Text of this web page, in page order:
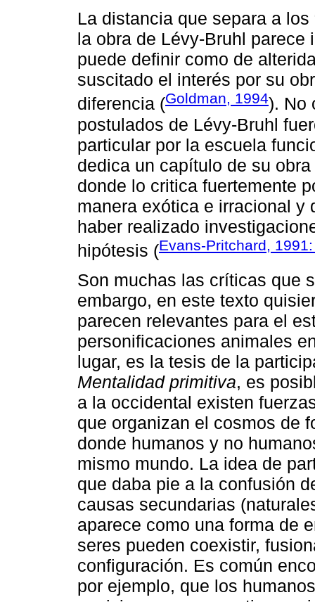
La distancia que separa a los
la obra de Lévy-Bruhl
puede definir como de
suscitado el interés por su
diferencia (Goldman, 1994). No
postulados de Lévy-Bruhl
particular por la escuela
dedica un capítulo de su obra
donde lo critica fuertemente
manera exótica e irracional y
haber realizado
hipótesis (Evans-Pritchard,
Son muchas las críticas que
embargo, en este texto
parecen relevantes para el
personificaciones animales
lugar, es la tesis de la
Mentalidad primitiva, es
a la occidental existen
que organizan el cosmos de
donde humanos y no
mismo mundo. La idea de
que daba pie a la confusión
causas secundarias
aparece como una forma de
seres pueden coexistir,
configuración. Es común
por ejemplo, que los